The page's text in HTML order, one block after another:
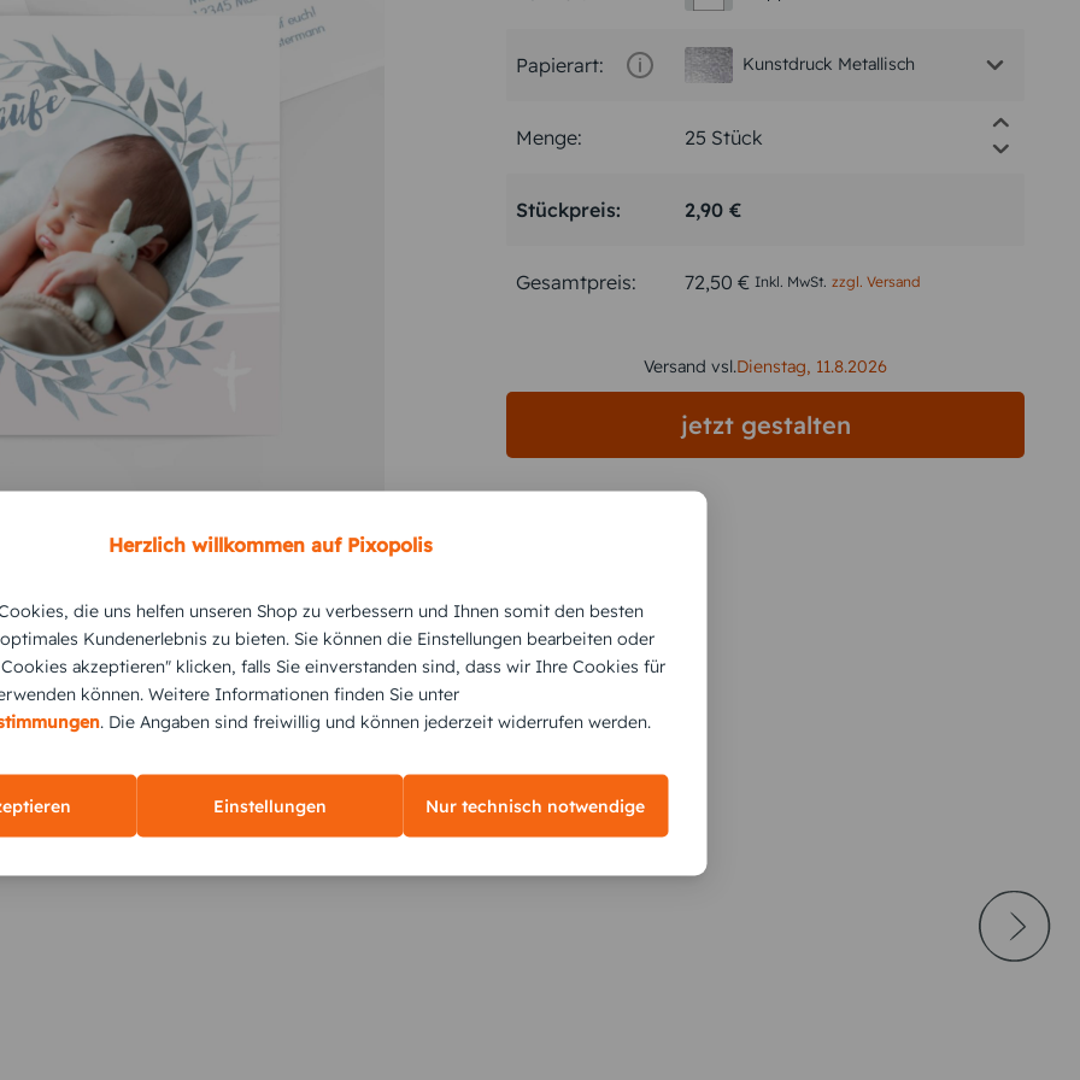
Papierart: Kunstdruck Metallisch
Menge:
Stückpreis: 2,90 €
Gesamtpreis: 72,50 € Inkl. MwSt. zzgl. Versand
Versand vsl.Dienstag, 11.8.2026
jetzt gestalten
KUNDEN GEFÄLLT AUCH
Herzlich willkommen auf Pixopolis
die uns helfen unseren Shop zu verbessern und Ihnen somit den besten
Kundenerlebnis zu bieten. Sie können die Einstellungen bearbeiten oder
akzeptieren" klicken, falls Sie einverstanden sind, dass wir Ihre Cookies für
können. Weitere Informationen finden Sie unter
. Die Angaben sind freiwillig und können jederzeit widerrufen werden.
Einstellungen Nur technisch notwendige